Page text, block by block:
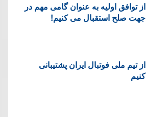
از توافق اولیه به عنوان گامی مهم در
جهت صلح استقبال می کنیم!
از تیم ملی فوتبال ایران پشتیبانی
کنیم